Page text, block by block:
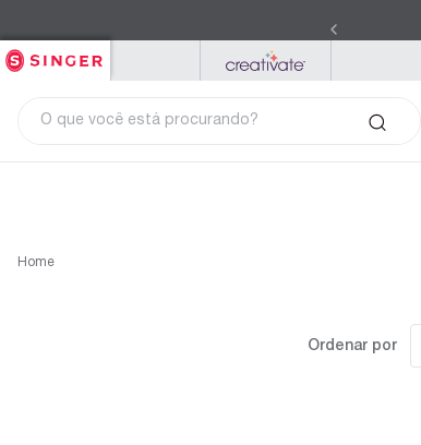
SINGER
MYSEWNET
Home
Ordenar por